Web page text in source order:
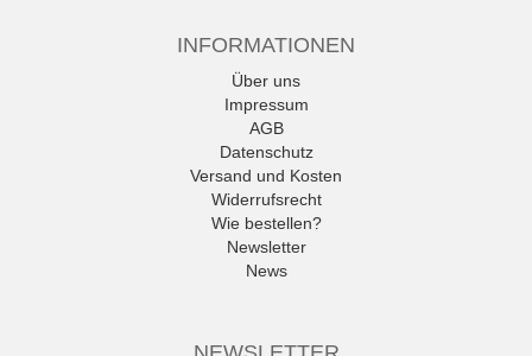
INFORMATIONEN
Über uns
Impressum
AGB
Datenschutz
Versand und Kosten
Widerrufsrecht
Wie bestellen?
Newsletter
News